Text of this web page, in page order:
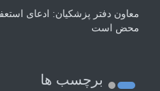
معاون دفتر پزشکیان: ادعای
محض است
برچسب ها